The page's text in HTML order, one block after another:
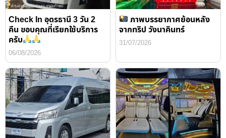
Check In อุดรธานี 3 วัน 2
คืน ขอบคุณที่เรียกใช้บริการ
ครับ
06/08/2026
ภาพบรรยากาศย้อนหลัง
จากทริป วังนาคินทร์
31/07/2026